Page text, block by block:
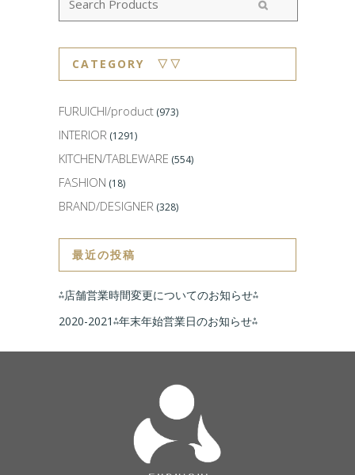
CATEGORY ▽▽
FURUICHI/product (973)
INTERIOR (1291)
KITCHEN/TABLEWARE (554)
FASHION (18)
BRAND/DESIGNER (328)
最近の投稿
⁂店舗営業時間変更についてのお知らせ⁂
2020-2021⁂年末年始営業日のお知らせ⁂